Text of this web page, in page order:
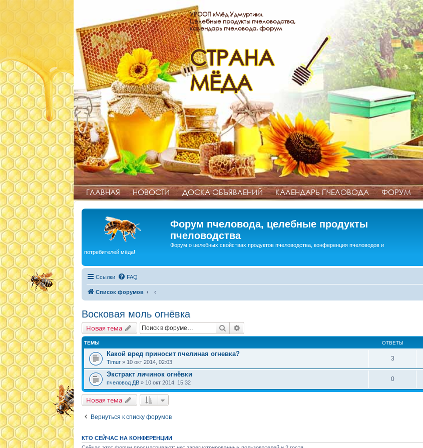
УРООП «Мёд Удмуртии».
Целебные продукты пчеловодства,
календарь пчеловода, форум
СТРАНА
МЁДА
ГЛАВНАЯ НОВОСТИ ДОСКА ОБЪЯВЛЕНИЙ КАЛЕНДАРЬ ПЧЕЛОВОДА ФОРУМ
Форум пчеловода, целебные продукты
пчеловодства
Форум о целебных свойствах продуктов пчеловодства, конференция пчеловодов и
потребителей мёда!
Ссылки FAQ
Список форумов
Восковая моль огнёвка
Новая тема Поиск
ТЕМЫ ОТВЕТЫ
Какой вред приносит пчелиная огневка?
Timur » 10 окт 2014, 02:03
3
Экстракт личинок огнёвки
пчеловод ДВ » 10 окт 2014, 15:32
0
Новая тема
Вернуться к списку форумов
КТО СЕЙЧАС НА КОНФЕРЕНЦИИ